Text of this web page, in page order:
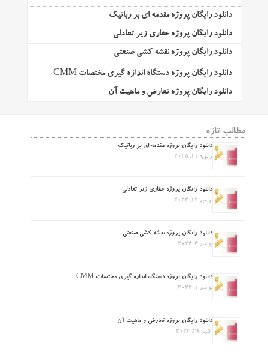
دانلود رایگان پروژه مقدمه ای بر رباتیک
دانلود رایگان پروژه حفاری زیر تعادلی
دانلود رایگان پروژه نقشه کشی صنعتی
دانلود رایگان پروژه دستگاه اندازه گیری مختصات CMM
دانلود رایگان پروژه تعارض و ماهیت آن
مطالب تازه
دانلود رایگان پروژه مقدمه ای بر رباتیک
ژانویه 11, 2025
دانلود رایگان پروژه حفاری زیر تعادلی
نوامبر 12, 2024
دانلود رایگان پروژه نقشه کشی صنعتی
نوامبر 4, 2024
دانلود رایگان پروژه دستگاه اندازه گیری مختصات CMM
نوامبر 1, 2024
دانلود رایگان پروژه تعارض و ماهیت آن
اکتبر 28, 2024